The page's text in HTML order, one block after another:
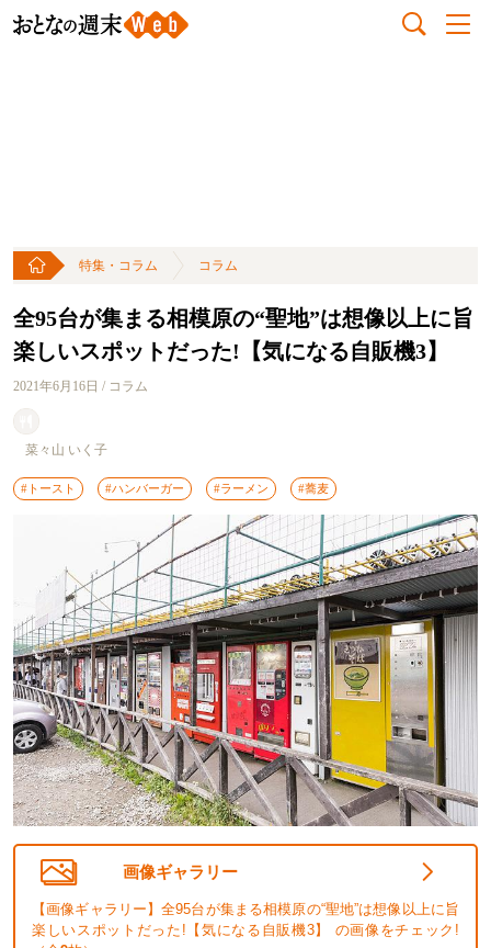
特集・コラム コラム
全95台が集まる相模原の“聖地”は想像以上に旨
楽しいスポットだった!【気になる自販機3】
2021年6月16日 / コラム
菜々山 いく子
#トースト #ハンバーガー #ラーメン #蕎麦
画像ギャラリー
【画像ギャラリー】全95台が集まる相模原の“聖地”は想像以上に旨
楽しいスポットだった!【気になる自販機3】 の画像をチェック!